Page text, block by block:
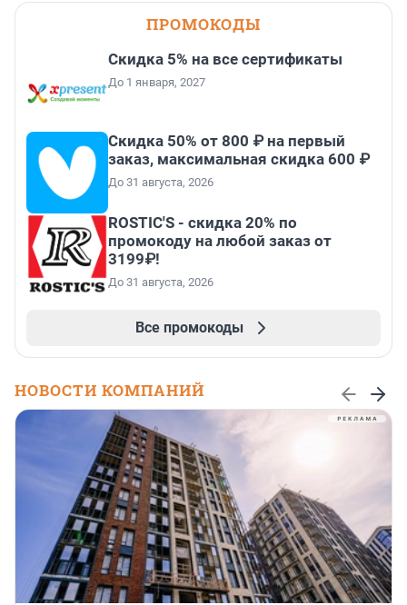
ПРОМОКОДЫ
Скидка 5% на все сертификаты
До 1 января, 2027
Скидка 50% от 800 ₽ на первый
заказ, максимальная скидка 600 ₽
До 31 августа, 2026
ROSTIC'S - скидка 20% по
промокоду на любой заказ от
3199₽!
До 31 августа, 2026
Все промокоды
НОВОСТИ КОМПАНИЙ